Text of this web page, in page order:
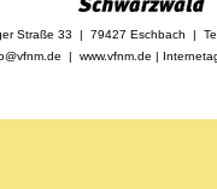
Straße 33 | 79427 Eschbach |
| www.vfnm.de |